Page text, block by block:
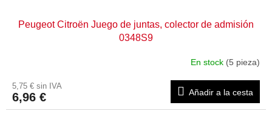
Peugeot Citroën Juego de juntas, colector de admisión
0348S9
En stock (5 pieza)
5,75 € sin IVA
6,96 € Añadir a la cesta